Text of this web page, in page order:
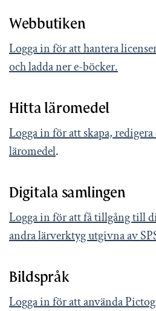
Webbutiken
Logga in för att hantera
och ladda ner e-böcker.
Hitta läromedel
Logga in för att skapa,
läromedel.
Digitala samlingen
Logga in för att få tillgång till
andra lärverktyg utgivna av
Bildspråk
Logga in för att använda